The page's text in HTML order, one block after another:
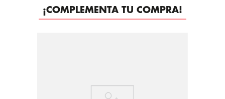
¡COMPLEMENTA TU COMPRA!